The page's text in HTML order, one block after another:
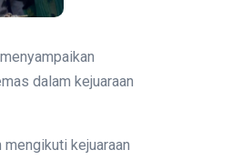
dalam kejuaraan
kejuaraan